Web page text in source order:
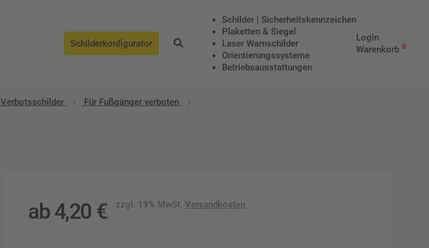
Schilderkonfigurator
Schilder | Sicherheitskennzeichen
Plaketten & Siegel
Laser Warnschilder
Orientierungssysteme
Betriebs­aus­stattungen
Login
Warenkorb 0
Verbotsschilder Für Fußgänger verboten
ab4,20 € zzgl. 19% MwSt.Versandkosten